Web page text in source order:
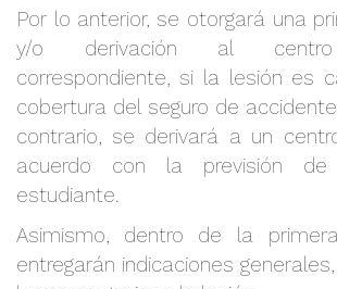
Por lo anterior, se otorgará una
y/o derivación al centro
correspondiente, si la lesión es
cobertura del seguro de
contrario, se derivará a un
acuerdo con la previsión
estudiante.
Asimismo, dentro de la
entregarán indicaciones